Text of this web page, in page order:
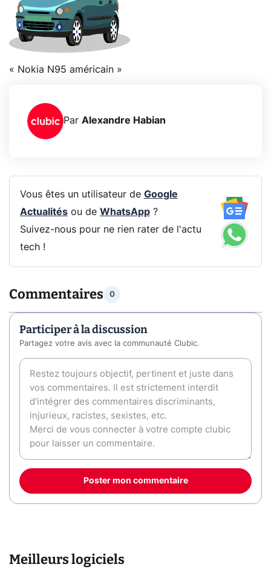
« Nokia N95 américain »
Par Alexandre Habian
Vous êtes un utilisateur de Google
Actualitésou de WhatsApp?
Suivez-nous pour ne rien rater de l'actu
tech !
Commentaires 0
Participer à la discussion
Partagez votre avis avec la communauté Clubic.
Poster mon commentaire
Meilleurs logiciels